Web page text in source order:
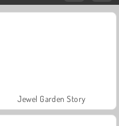
Jewel Garden Story